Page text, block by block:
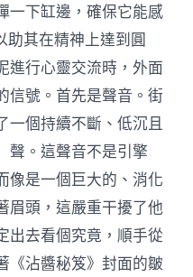
一下缸邊，確保它能感
其在精神上達到圓
進行心靈交流時，外面
信號。首先是聲音。街
一個持續不斷、低沉且
。這聲音不是引擎
像是一個巨大的、消化
眉頭，這嚴重干擾了他
出去看個究竟，順手從
《沾醬秘笈》封面的皺